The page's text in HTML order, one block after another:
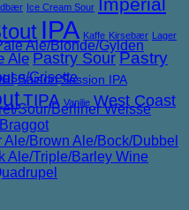
Ale/Blonde/Gylden
Grisette
Sour/Berliner Weisse
Ale/Brown Ale/Bock/Dubbel
Ale/Triple/Barley Wine
Ice Cream Sour
IPA Kaffe Kirsebær Lager
Ale Pastry SourPastry
Saison Session IPA
TIPA Vanilje West Coast